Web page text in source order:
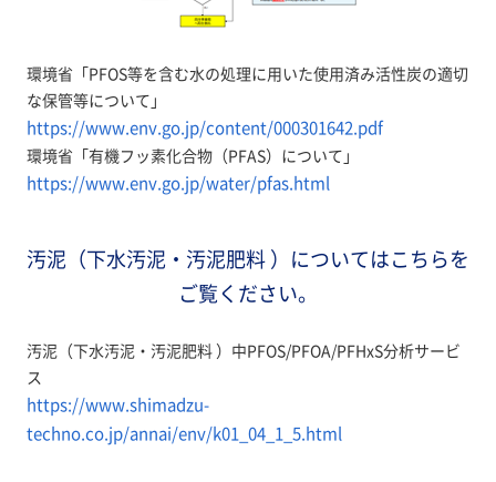
環境省「PFOS等を含む水の処理に用いた使用済み活性炭の適切
な保管等について」
https://www.env.go.jp/content/000301642.pdf
環境省「有機フッ素化合物（PFAS）について」
https://www.env.go.jp/water/pfas.html
汚泥（下水汚泥・汚泥肥料 ）についてはこちらを
ご覧ください。
汚泥（下水汚泥・汚泥肥料 ）中PFOS/PFOA/PFHxS分析サービ
ス
https://www.shimadzu-
techno.co.jp/annai/env/k01_04_1_5.html